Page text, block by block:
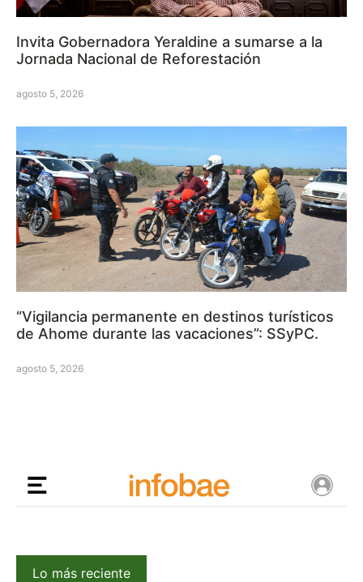
Invita Gobernadora Yeraldine a sumarse a la
Jornada Nacional de Reforestación
agosto 5, 2026
“Vigilancia permanente en destinos turísticos
de Ahome durante las vacaciones”: SSyPC.
agosto 5, 2026
Lo más reciente